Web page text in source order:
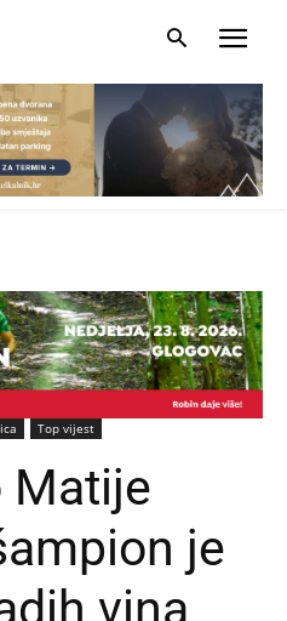
Top vijest
Matije
je
vina